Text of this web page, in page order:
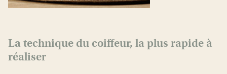
La technique du coiffeur, la plus rapide à
réaliser